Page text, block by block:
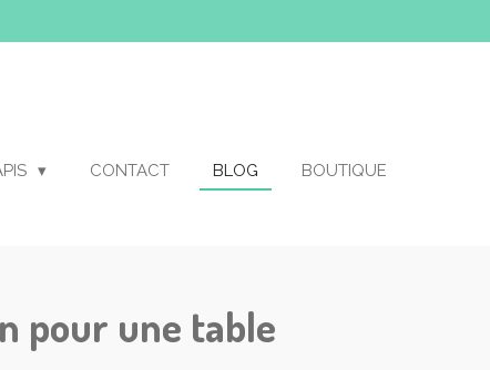
CONTACT BLOG BOUTIQUE
pour une table